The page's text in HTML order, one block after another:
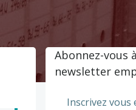
Abonnez-vous
newsletter
Inscrivez vous